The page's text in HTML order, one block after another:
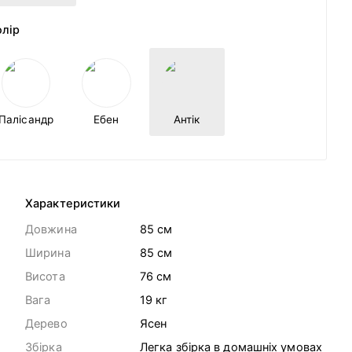
Ебен Антік
Характеристики
Довжина
85 cм
Ширина
85 cм
Висота
76 cм
Вага
19 кг
Дерево
Ясен
Збірка
Легка збірка в домашніх умовах